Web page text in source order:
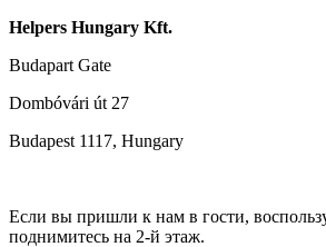
Helpers Hungary Kft.
Budapart Gate
Dombóvári út 27
Budapest 1117, Hungary
Если вы пришли к нам в гости,
поднимитесь на 2-й этаж.